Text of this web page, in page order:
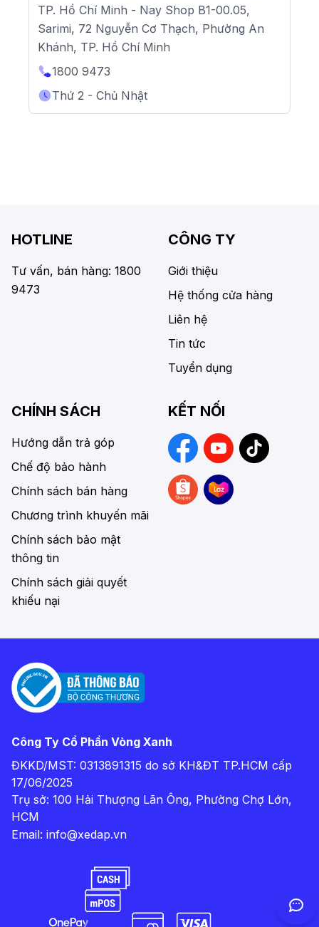
TP. Hồ Chí Minh - Nay Shop B1-00.05,
Sarimi, 72 Nguyễn Cơ Thạch, Phường An
Khánh, TP. Hồ Chí Minh
1800 9473
Thứ 2 - Chủ Nhật
HOTLINE
Tư vấn, bán hàng: 1800
9473
CÔNG TY
Giới thiệu
Hệ thống cửa hàng
Liên hệ
Tin tức
Tuyển dụng
CHÍNH SÁCH
Hướng dẫn trả góp
Chế độ bảo hành
Chính sách bán hàng
Chương trình khuyến mãi
Chính sách bảo mật
thông tin
Chính sách giải quyết
khiếu nại
KẾT NỐI
Công Ty Cổ Phần Vòng Xanh
ĐKKD/MST: 0313891315 do sở KH&ĐT TP.HCM cấp
17/06/2025
Trụ sở: 100 Hải Thượng Lãn Ông, Phường Chợ Lớn,
HCM
Email: info@xedap.vn